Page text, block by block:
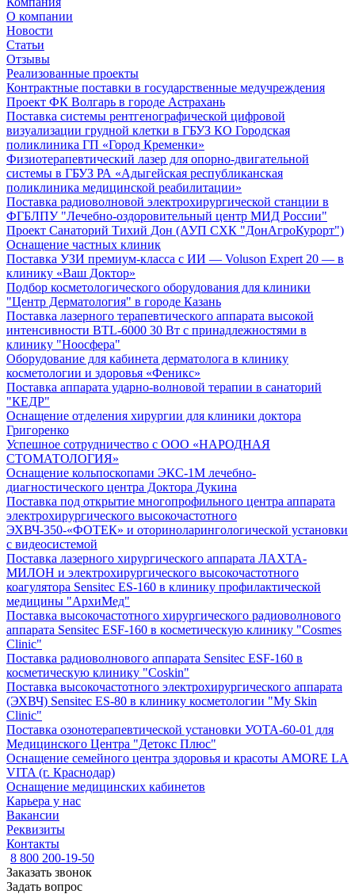
О компании
Новости
Статьи
Отзывы
Реализованные проекты
Контрактные поставки в государственные медучреждения
Проект ФК Волгарь в городе Астрахань
Поставка системы рентгенографической цифровой
визуализации грудной клетки в ГБУЗ КО Городская
поликлиника ГП «Город Кременки»
Физиотерапевтический лазер для опорно-двигательной
системы в ГБУЗ РА «Адыгейская республиканская
поликлиника медицинской реабилитации»
Поставка радиоволновой электрохирургической станции в
ФГБЛПУ "Лечебно-оздоровительный центр МИД России"
Проект Санаторий Тихий Дон (АУП СХК "ДонАгроКурорт")
Оснащение частных клиник
Поставка УЗИ премиум-класса с ИИ — Voluson Expert 20 — в
клинику «Ваш Доктор»
Подбор косметологического оборудования для клиники
"Центр Дерматология" в городе Казань
Поставка лазерного терапевтического аппарата высокой
интенсивности BTL-6000 30 Вт с принадлежностями в
клинику "Ноосфера"
Оборудование для кабинета дерматолога в клинику
косметологии и здоровья «Феникс»
Поставка аппарата ударно-волновой терапии в санаторий
"КЕДР"
Оснащение отделения хирургии для клиники доктора
Григоренко
Успешное сотрудничество с ООО «НАРОДНАЯ
СТОМАТОЛОГИЯ»
Оснащение кольпоскопами ЭКС-1М лечебно-
диагностического центра Доктора Дукина
Поставка под открытие многопрофильного центра аппарата
электрохирургического высокочастотного
ЭХВЧ-350-«ФОТЕК» и оториноларингологической установки
с видеосистемой
Поставка лазерного хирургического аппарата ЛАХТА-
МИЛОН и электрохирургического высокочастотного
коагулятора Sensitec ES-160 в клинику профилактической
медицины "АрхиМед"
Поставка высокочастотного хирургического радиоволнового
аппарата Sensitec ESF-160 в косметическую клинику "Cosmes
Clinic"
Поставка радиоволнового аппарата Sensitec ESF-160 в
косметическую клинику "Coskin"
Поставка высокочастотного электрохирургического аппарата
(ЭХВЧ) Sensitec ES-80 в клинику косметологии "My Skin
Clinic"
Поставка озонотерапевтической установки УОТА-60-01 для
Медицинского Центра "Детокс Плюс"
Оснащение семейного центра здоровья и красоты AMORE LA
VITA (г. Краснодар)
Оснащение медицинских кабинетов
Карьера у нас
Вакансии
Реквизиты
Контакты
8 800 200-19-50
Заказать звонок
Задать вопрос